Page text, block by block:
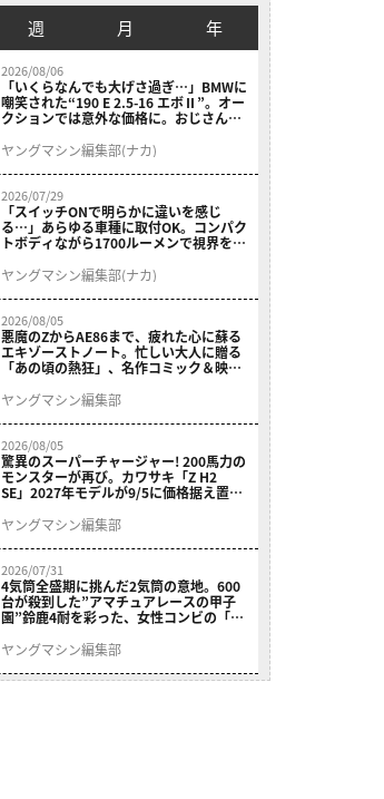
週 月 年
2026/08/06
「いくらなんでも大げさ過ぎ…」BMWに
嘲笑された“190 E 2.5-16 エボⅡ”。オー
クションでは意外な価格に。おじさん達
ヤングマシン編集部(ナカ)
2026/07/29
「スイッチONで明らかに違いを感じ
る…」あらゆる車種に取付OK。コンパク
トボディながら1700ルーメンで視界を確
ニット プレシャスレイ スモール］
ヤングマシン編集部(ナカ)
2026/08/05
悪魔のZからAE86まで、疲れた心に蘇る
エキゾーストノート。忙しい大人に贈る
「あの頃の熱狂」、名作コミック＆映画
結！
ヤングマシン編集部
2026/08/05
驚異のスーパーチャージャー! 200馬力の
モンスターが再び。カワサキ「Z H2
SE」2027年モデルが9/5に価格据え置き
ヤングマシン編集部
2026/07/31
4気筒全盛期に挑んだ2気筒の意地。600
台が殺到した”アマチュアレースの甲子
園”鈴鹿4耐を彩った、女性コンビの「ス
ヤングマシン編集部